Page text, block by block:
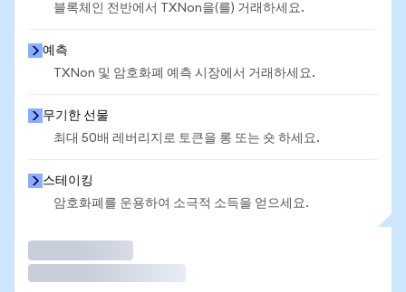
블록체인 전반에서 TXNon을(를) 거래하세요.
예측
TXNon 및 암호화폐 예측 시장에서 거래하세요.
무기한 선물
최대 50배 레버리지로 토큰을 롱 또는 숏 하세요.
스테이킹
암호화폐를 운용하여 소극적 소득을 얻으세요.